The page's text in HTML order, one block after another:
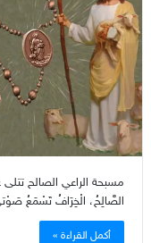
مسبحة الراعي الصالح تتلى
الصَّالِحُ، الْخِرَافُ تَسْمَعُ
أكمل القراءة »